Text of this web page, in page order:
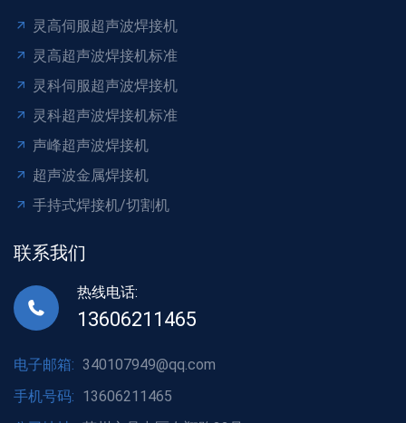
灵高伺服超声波焊接机
灵高超声波焊接机标准
灵科伺服超声波焊接机
灵科超声波焊接机标准
声峰超声波焊接机
超声波金属焊接机
手持式焊接机/切割机
联系我们
热线电话:
13606211465
电子邮箱: 340107949@qq.com
手机号码: 13606211465